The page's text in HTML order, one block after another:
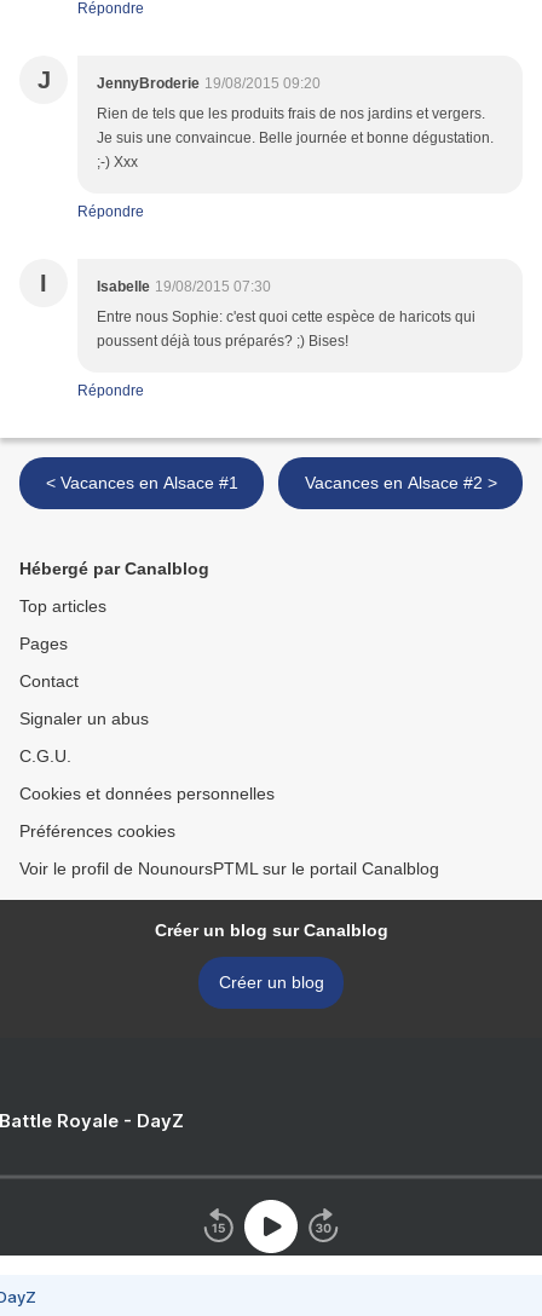
Répondre
J JennyBroderie 19/08/2015 09:20
Rien de tels que les produits frais de nos jardins et vergers.
Je suis une convaincue. Belle journée et bonne dégustation.
;-) Xxx
Répondre
I Isabelle 19/08/2015 07:30
Entre nous Sophie: c'est quoi cette espèce de haricots qui
poussent déjà tous préparés? ;) Bises!
Répondre
< Vacances en Alsace #1 Vacances en Alsace #2 >
Hébergé par Canalblog
Top articles
Pages
Contact
Signaler un abus
C.G.U.
Cookies et données personnelles
Préférences cookies
Voir le profil de NounoursPTML sur le portail Canalblog
Créer un blog sur Canalblog
Créer un blog
Royale - DayZ